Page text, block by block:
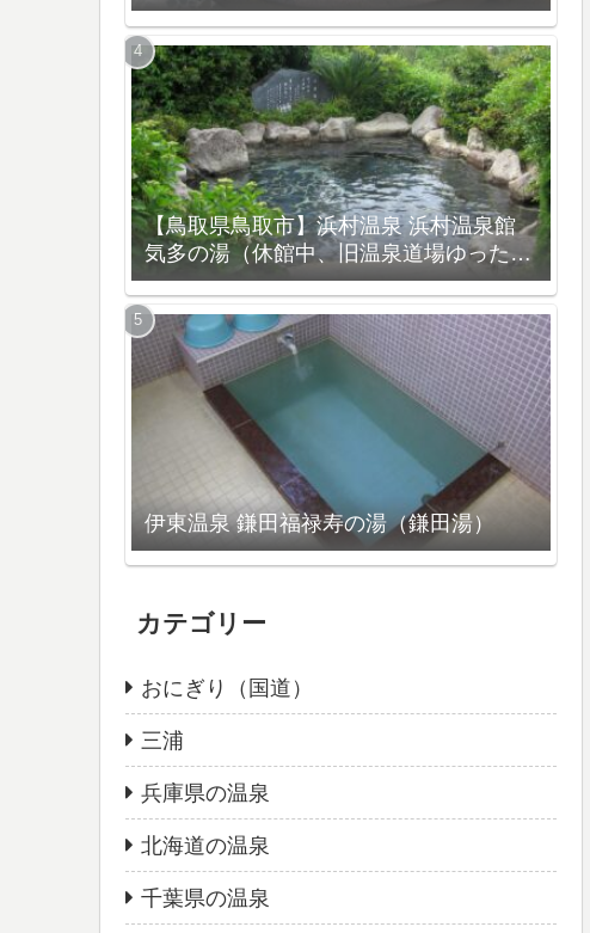
【鳥取県鳥取市】浜村温泉 浜村温泉館
気多の湯（休館中、旧温泉道場ゆったり
館）
伊東温泉 鎌田福禄寿の湯（鎌田湯）
カテゴリー
おにぎり（国道）
三浦
兵庫県の温泉
北海道の温泉
千葉県の温泉